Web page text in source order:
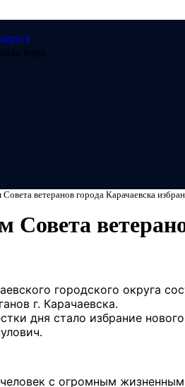
мэра
ветеранов города Карачаевска
Совета
городского округа
г. Карачаевска.
дня стало избрание
с огромным